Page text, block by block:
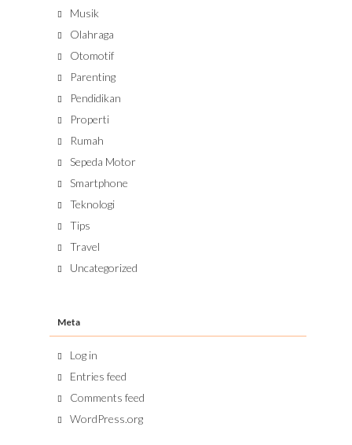
Musik
Olahraga
Otomotif
Parenting
Pendidikan
Properti
Rumah
Sepeda Motor
Smartphone
Teknologi
Tips
Travel
Uncategorized
Meta
Log in
Entries feed
Comments feed
WordPress.org